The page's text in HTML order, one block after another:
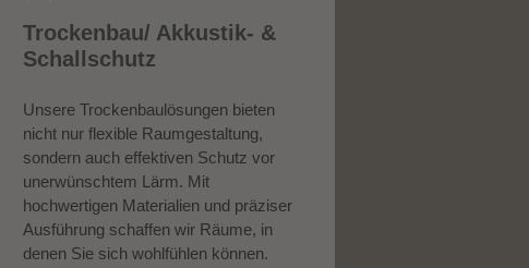
Trockenbau/ Akkustik- &
Schallschutz
Unsere Trockenbaulösungen bieten
nicht nur flexible Raumgestaltung,
sondern auch effektiven Schutz vor
unerwünschtem Lärm. Mit
hochwertigen Materialien und präziser
Ausführung schaffen wir Räume, in
denen Sie sich wohlfühlen können.